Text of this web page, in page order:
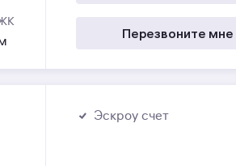
Перезвоните мне
Эскроу счет